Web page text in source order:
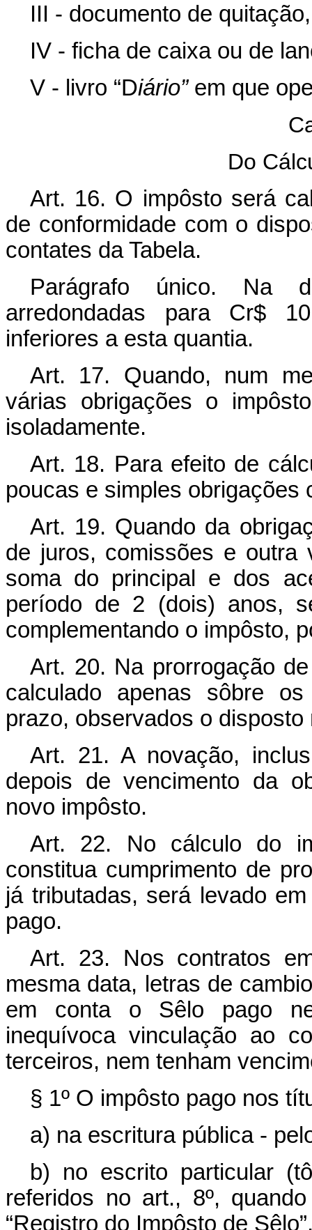
III - documento de
IV - ficha de caixa ou de
V - livro “Diário”em que
Do
Art. 16. O impôsto será
de conformidade com o
contates da Tabela.
Parágrafo único. Na
arredondadas para Cr$
inferiores a esta quantia.
Art. 17. Quando, num
várias obrigações o
isoladamente.
Art. 18. Para efeito de
poucas e simples obrigações
Art. 19. Quando da
de juros, comissões e outra
soma do principal e dos
período de 2 (dois) anos,
complementando o impôsto,
Art. 20. Na prorrogação
calculado apenas sôbre
prazo, observados o disposto
Art. 21. A novação,
depois de vencimento da
novo impôsto.
Art. 22. No cálculo do
constitua cumprimento de
já tributadas, será levado
pago.
Art. 23. Nos contratos
mesma data, letras de
em conta o Sêlo pago
inequívoca vinculação ao
terceiros, nem tenham
§ 1º O impôsto pago nos
a) na escritura pública -
b) no escrito particular
referidos no art., 8º,
“Registro do Impôsto de